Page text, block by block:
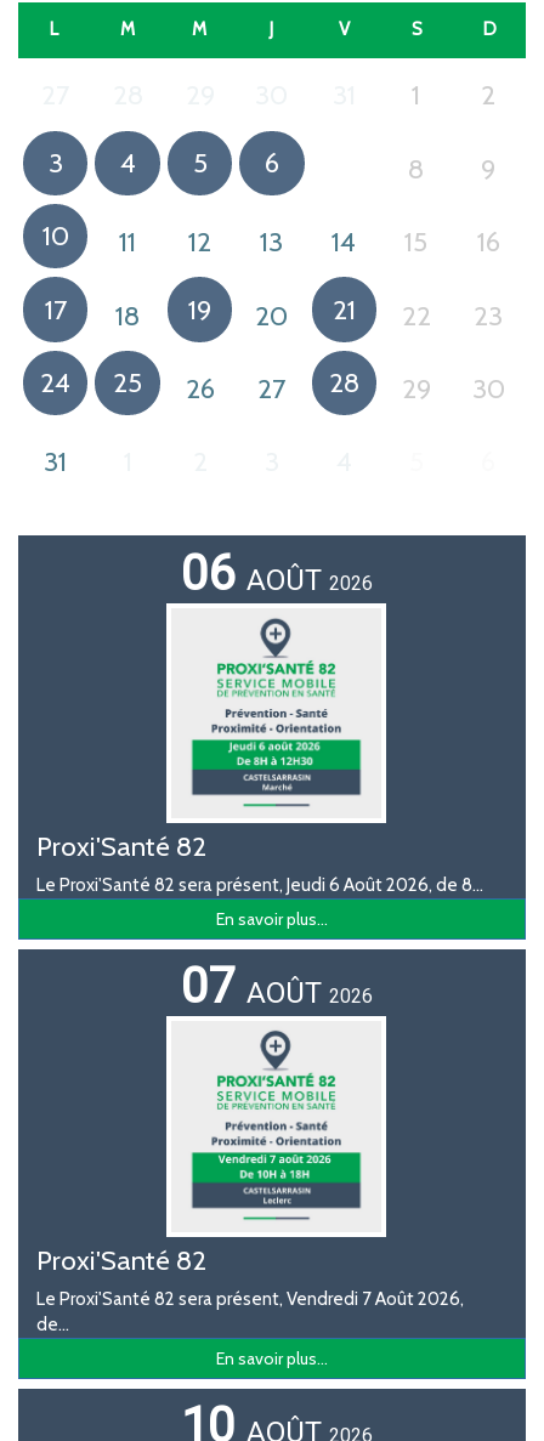
L M M J V S D
1
2
3
4 5 6 8
9
10
11 12 13 14 15
16
17
18 19 20 21 22
23
24
25 26 27 28 29 30
31
06 AOÛT 2026
Proxi'Santé 82
Le Proxi'Santé 82 sera présent, Jeudi 6 Août 2026, de 8...
En savoir plus...
07 AOÛT 2026
Proxi'Santé 82
Le Proxi'Santé 82 sera présent, Vendredi 7 Août 2026,
de...
En savoir plus...
10 AOÛT 2026